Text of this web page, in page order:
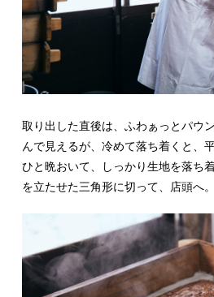
取り出した直後は、ふわぁっとパウ
んで見えるが、冷めて落ち着くと、平
ひと晩おいて、しっかり生地を落ち
を立たせた三角形に切って、店頭へ。